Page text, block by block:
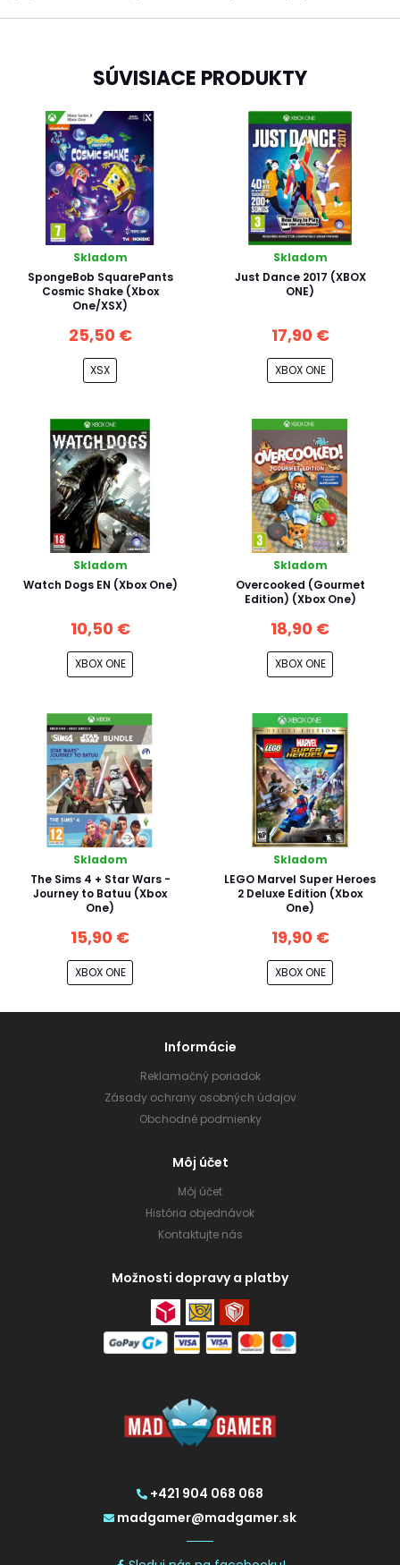
SÚVISIACE PRODUKTY
Skladom
SpongeBob SquarePants
Cosmic Shake (Xbox
One/XSX)
25,50 €
XSX
Skladom
Just Dance 2017 (XBOX
ONE)
17,90 €
XBOX ONE
Skladom
Watch Dogs EN (Xbox One)
10,50 €
XBOX ONE
Skladom
Overcooked (Gourmet
Edition) (Xbox One)
18,90 €
XBOX ONE
Skladom
The Sims 4 + Star Wars -
Journey to Batuu (Xbox
One)
15,90 €
XBOX ONE
Skladom
LEGO Marvel Super Heroes
2 Deluxe Edition (Xbox
One)
19,90 €
XBOX ONE
+421 904 068 068
madgamer@madgamer.sk
Informácie
Reklamačný poriadok
Zásady ochrany osobných údajov
Obchodné podmienky
Môj účet
Môj účet
História objednávok
Kontaktujte nás
Možnosti dopravy a platby